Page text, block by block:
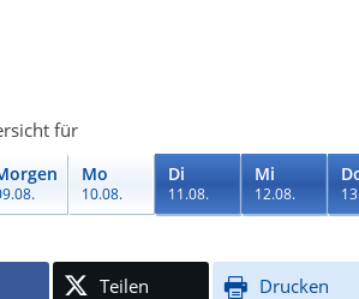
für
Mo
10.08.
Di
11.08.
Mi
12.08.
Teilen Drucken